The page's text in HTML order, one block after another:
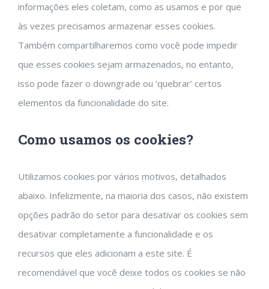
informações eles coletam, como as usamos e por que
às vezes precisamos armazenar esses cookies.
Também compartilharemos como você pode impedir
que esses cookies sejam armazenados, no entanto,
isso pode fazer o downgrade ou ‘quebrar’ certos
elementos da funcionalidade do site.
Como usamos os cookies?
Utilizamos cookies por vários motivos, detalhados
abaixo. Infelizmente, na maioria dos casos, não existem
opções padrão do setor para desativar os cookies sem
desativar completamente a funcionalidade e os
recursos que eles adicionam a este site. É
recomendável que você deixe todos os cookies se não